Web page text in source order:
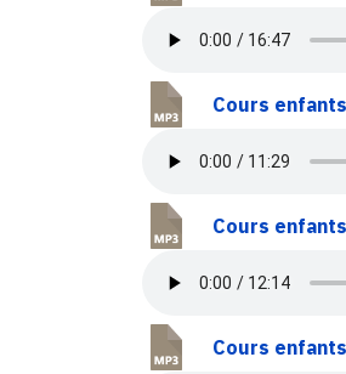
Cours
Cours
Cours